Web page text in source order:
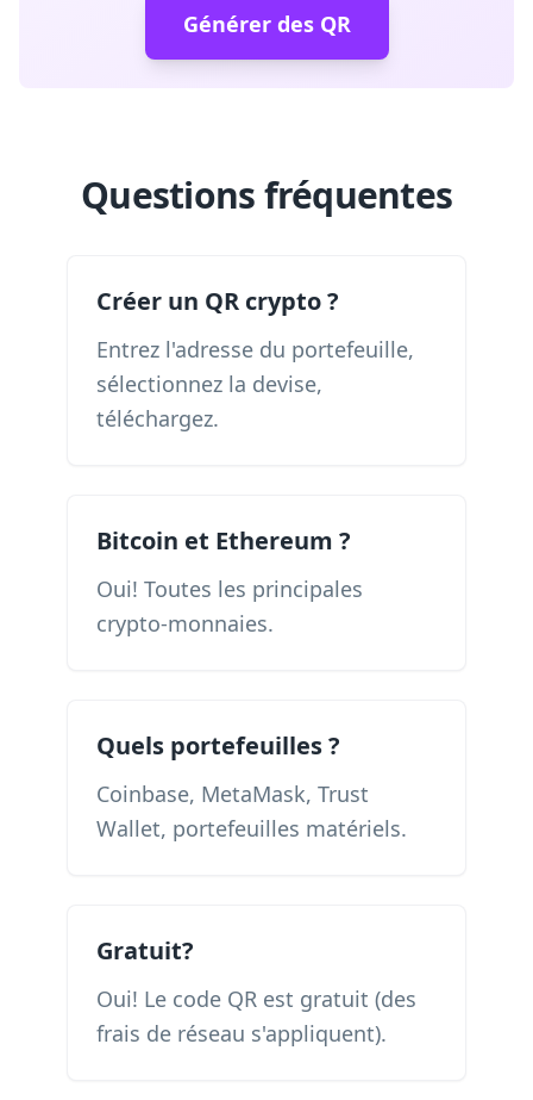
Générer des QR
Questions fréquentes
Créer un QR crypto ?
Entrez l'adresse du portefeuille,
sélectionnez la devise,
téléchargez.
Bitcoin et Ethereum ?
Oui! Toutes les principales
crypto-monnaies.
Quels portefeuilles ?
Coinbase, MetaMask, Trust
Wallet, portefeuilles matériels.
Gratuit?
Oui! Le code QR est gratuit (des
frais de réseau s'appliquent).